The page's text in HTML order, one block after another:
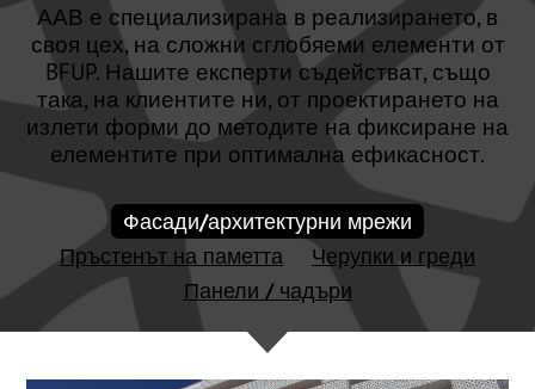
ААВ е специализирана в реализирането, в
своя цех, на сложни сглобяеми елементи от
BFUP. Нашите експерти съдействат, също
така, на клиентите ни, от проектирането на
излети форми до методите на фиксиране на
елементите при оптимална ефикасност.
Фасади/архитектурни мрежи
Пръстенът на паметта
Черупки и греди
Панели / чадъри